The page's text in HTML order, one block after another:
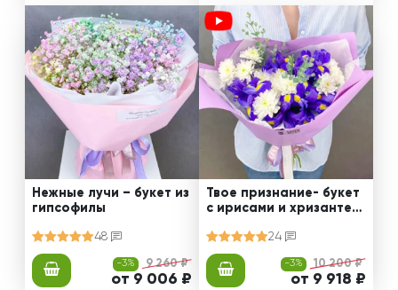
Нежные лучи – букет из
гипсофилы
48
-3% 9 260 ₽
от 9 006 ₽
Твое признание- букет
с ирисами и хризантем
24
-3% 10 200 ₽
от 9 918 ₽